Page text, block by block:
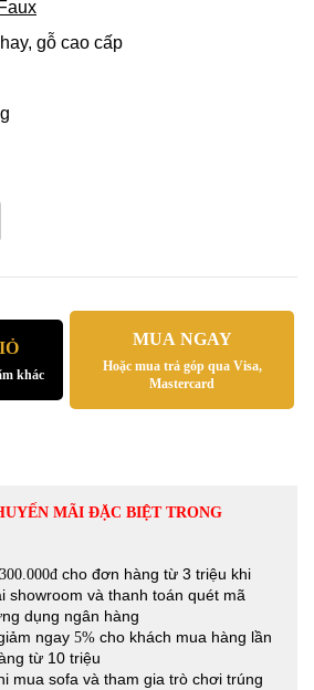
gỗ cao cấp
khác
MUA NGAY
Hoặc mua trả góp qua Visa,
Mastercard
MÃI ĐẶC BIỆT TRONG
cho đơn hàng từ 3 triệu khi
showroom và thanh toán quét mã
dụng ngân hàng
ngay 5% cho khách mua hàng lần
từ 10 triệu
mua sofa và tham gia trò chơi trúng